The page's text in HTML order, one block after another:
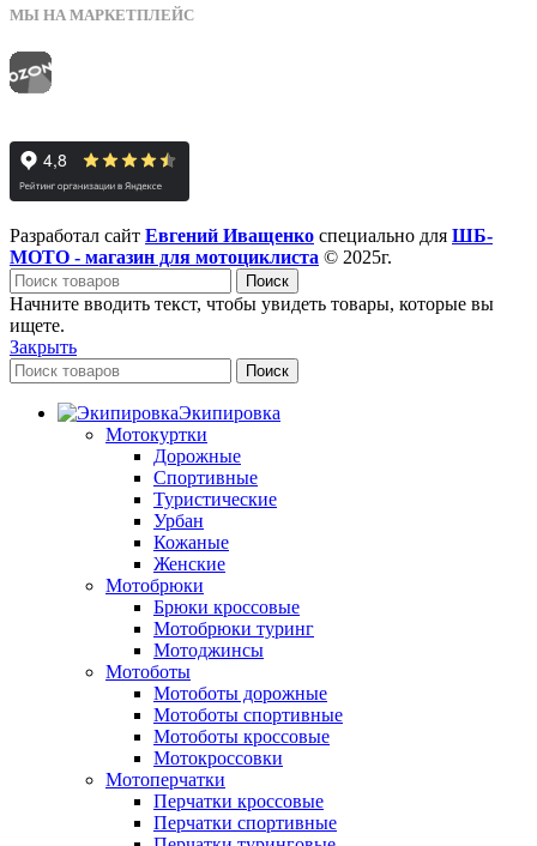
МЫ НА МАРКЕТПЛЕЙС
Разработал сайт Евгений Иващенко специально для ШБ-
МОТО - магазин для мотоциклиста © 2025г.
Поиск
Начните вводить текст, чтобы увидеть товары, которые вы
ищете.
Закрыть
Поиск
Экипировка
Мотокуртки
Дорожные
Спортивные
Туристические
Урбан
Кожаные
Женские
Мотобрюки
Брюки кроссовые
Мотобрюки туринг
Мотоджинсы
Мотоботы
Мотоботы дорожные
Мотоботы спортивные
Мотоботы кроссовые
Мотокроссовки
Мотоперчатки
Перчатки кроссовые
Перчатки спортивные